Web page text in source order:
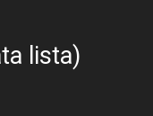
lista)